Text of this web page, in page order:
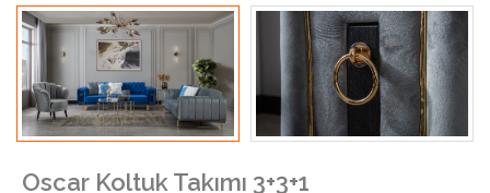
Oscar Koltuk Takımı 3+3+1